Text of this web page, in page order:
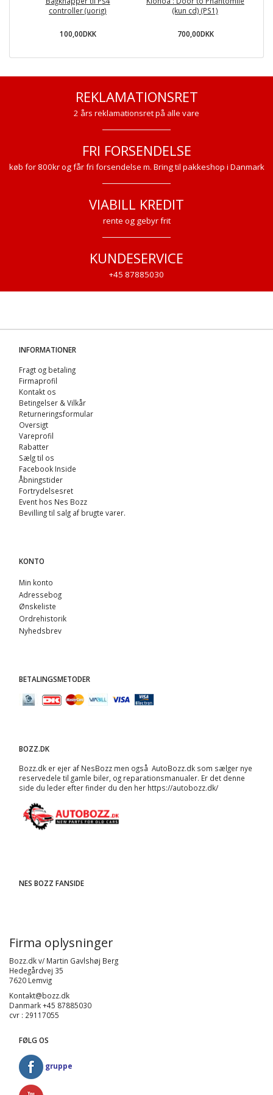
controller (uorig)
100,00DKK
(kun cd) (PS1)
700,00DKK
REKLAMATIONSRET
2 års reklamationsret på alle vare
FRI FORSENDELSE
køb for 800kr og får fri forsendelse m. Bring til pakkeshop i Danmark
VIABILL KREDIT
rente og gebyr frit
KUNDESERVICE
+45 87885030
INFORMATIONER
Fragt og betaling
Firmaprofil
Kontakt os
Betingelser & Vilkår
Returneringsformular
Oversigt
Vareprofil
Rabatter
Sælg til os
Facebook Inside
Åbningstider
Fortrydelsesret
Event hos Nes Bozz
Bevilling til salg af brugte varer.
KONTO
Min konto
Adressebog
Ønskeliste
Ordrehistorik
Nyhedsbrev
BETALINGSMETODER
BOZZ.DK
Bozz.dk er ejer af NesBozz men også AutoBozz.dk som sælger nye
reservedele til gamle biler, og reparationsmanualer. Er det denne
side du leder efter finder du den her https://autobozz.dk/
NES BOZZ FANSIDE
Firma oplysninger
Bozz.dk v/ Martin Gavlshøj Berg
Hedegårdvej 35
7620 Lemvig
Kontakt@bozz.dk
Danmark +45 87885030
cvr : 29117055
FØLG OS
gruppe